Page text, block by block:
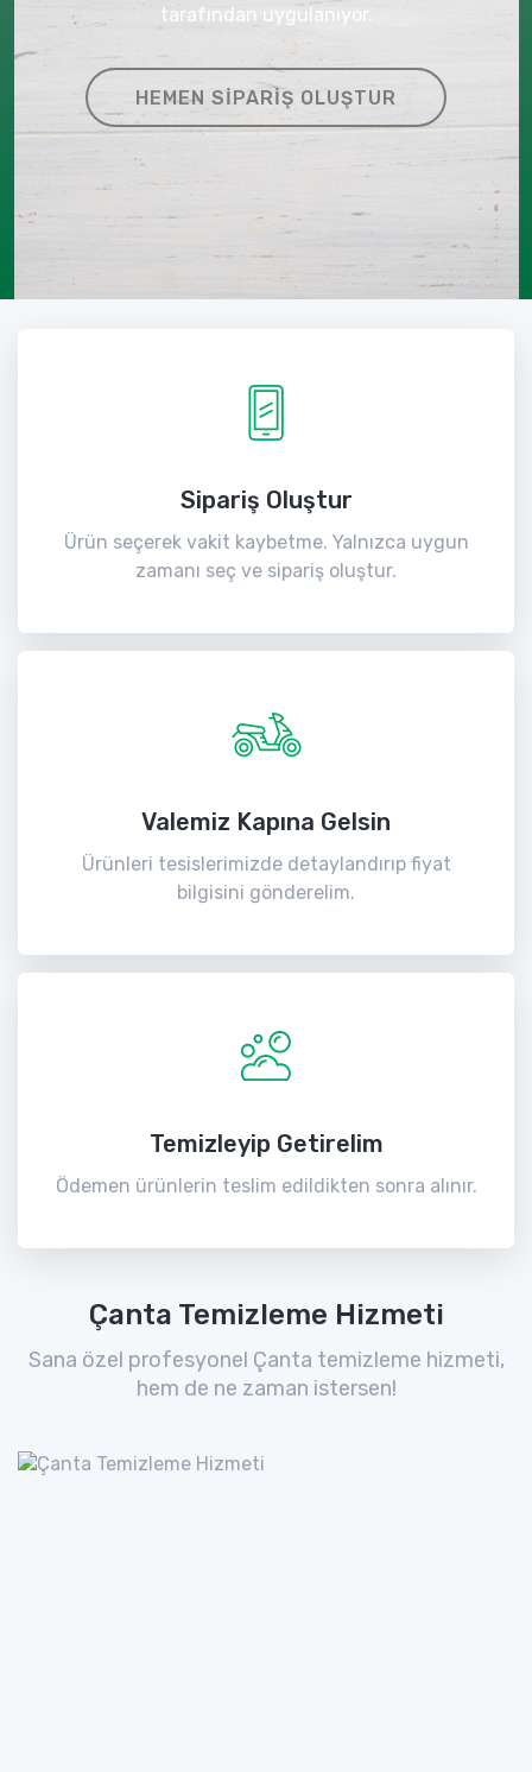
tarafından uygulanıyor.
HEMEN SIPARIŞ OLUŞTUR
Sipariş Oluştur
Ürün seçerek vakit kaybetme. Yalnızca uygun
zamanı seç ve sipariş oluştur.
Valemiz Kapına Gelsin
Ürünleri tesislerimizde detaylandırıp fiyat
bilgisini gönderelim.
Temizleyip Getirelim
Ödemen ürünlerin teslim edildikten sonra alınır.
Çanta Temizleme Hizmeti
Sana özel profesyonel Çanta temizleme hizmeti,
hem de ne zaman istersen!